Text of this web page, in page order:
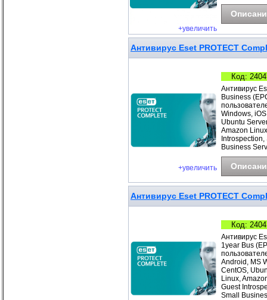
+увеличить
Антивирус Eset PROTECT
+увеличить
Код:
Антивирус
Business
Windows,
Ubuntu
Amazon
Business
Антивирус Eset PROTECT
Код:
Антивирус
1year Bus
Android, MS
CentOS,
Linux,
Guest
Small